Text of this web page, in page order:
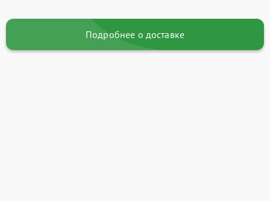
Подробнее о доставке